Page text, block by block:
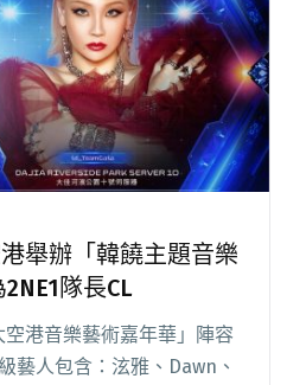
舉辦「韓饒主題音樂
隊長CL
港音樂藝術嘉年華」陣容
藝人包含：泫雅、Dawn、